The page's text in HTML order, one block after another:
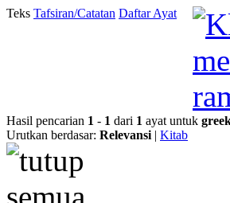
Teks Tafsiran/Catatan Daftar Ayat
Hasil pencarian 1 - 1 dari 1 ayat untuk
Urutkan berdasar: Relevansi | Kitab